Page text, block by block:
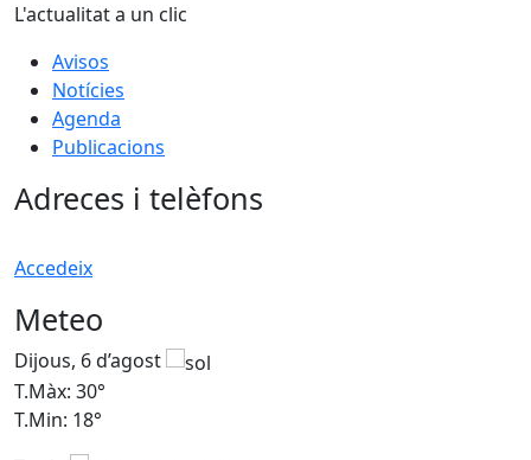
L'actualitat a un clic
Avisos
Notícies
Agenda
Publicacions
Adreces i telèfons
Accedeix
Meteo
Dijous, 6 d’agost
T.Màx: 30°
T.Min: 18°